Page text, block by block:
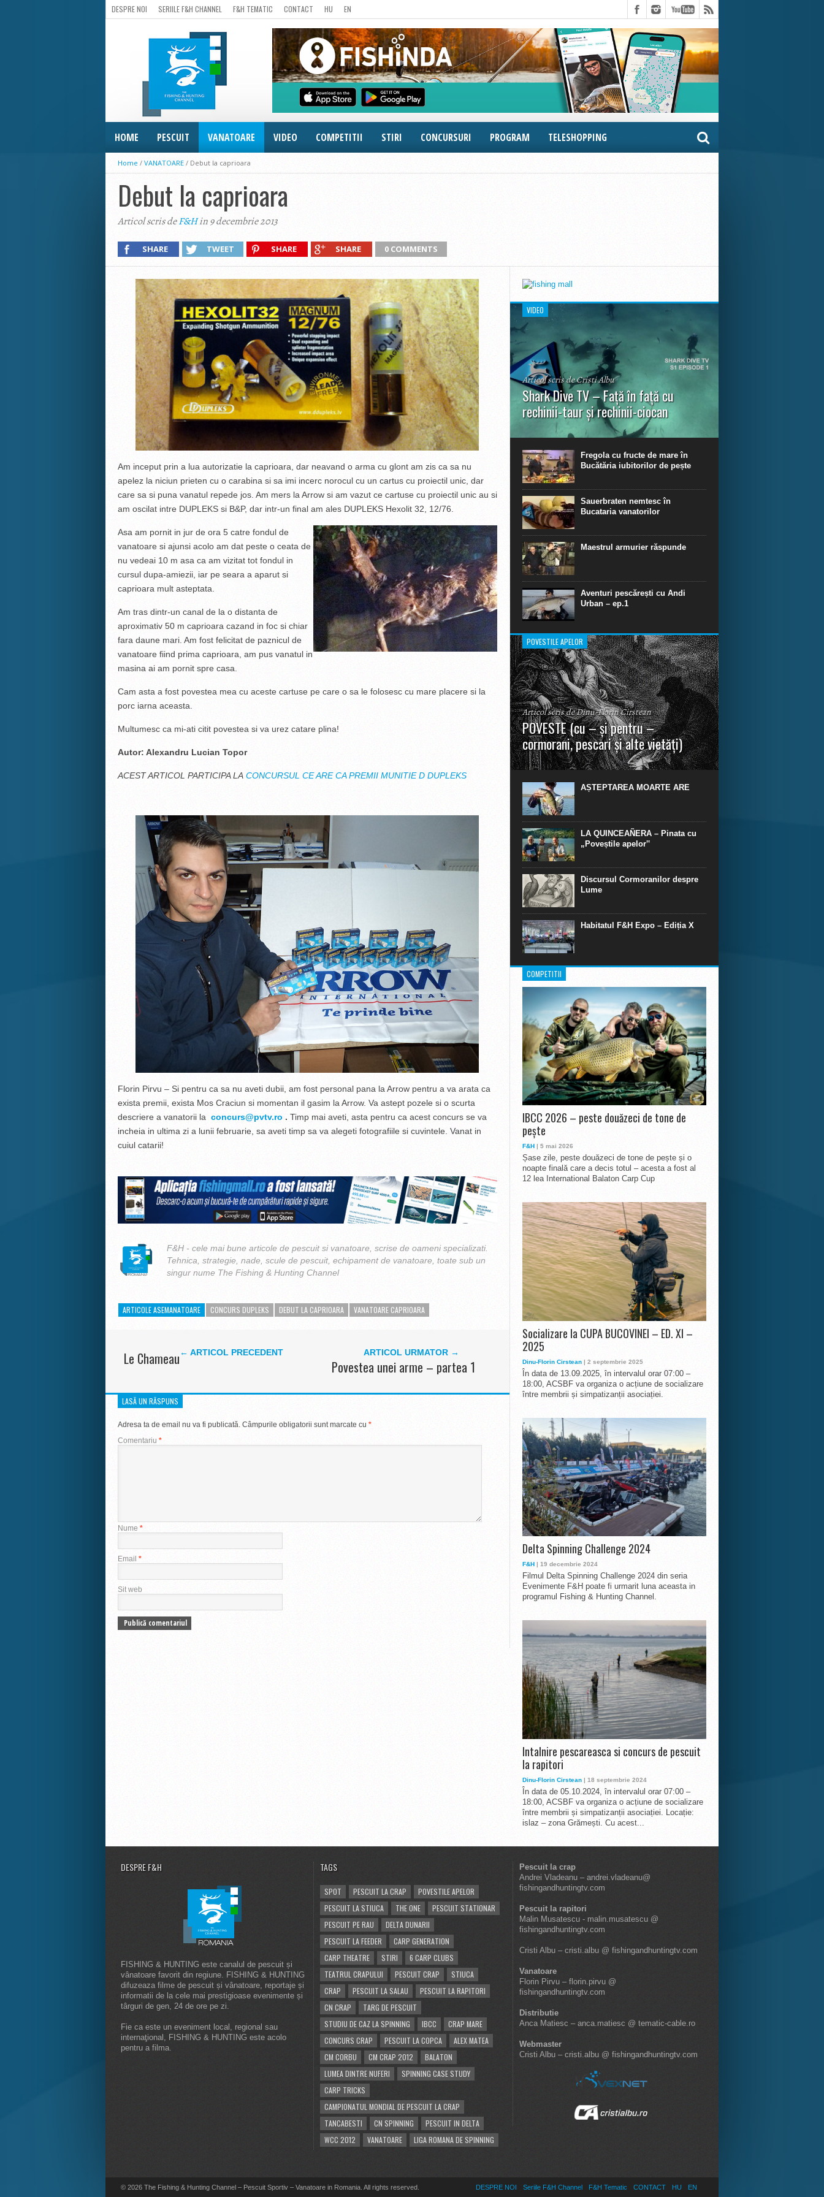
DESPRE NOI SERIILE F&H CHANNEL F&H TEMATIC CONTACT HU EN
HOME PESCUIT VANATOARE VIDEO COMPETITII STIRI CONCURSURI PROGRAM TELESHOPPING
Home / VANATOARE / Debut la caprioara
Debut la caprioara
Articol scris deF&Hin 9 decembrie 2013
SHARE TWEET SHARE SHARE 0 COMMENTS
Am inceput prin a lua autorizatie la caprioara, dar neavand o arma cu glont am zis ca sa nu
apelez la niciun prieten cu o carabina si sa imi incerc norocul cu un cartus cu proiectil unic, dar
care sa si puna vanatul repede jos. Am mers la Arrow si am vazut ce cartuse cu proiectil unic au si
am oscilat intre DUPLEKS si B&P, dar intr-un final am ales DUPLEKS Hexolit 32, 12/76.
Asa am pornit in jur de ora 5 catre fondul de
vanatoare si ajunsi acolo am dat peste o ceata de
nu vedeai 10 m asa ca am vizitat tot fondul in
cursul dupa-amiezii, iar pe seara a aparut si
caprioara mult asteptata.
Am tras dintr-un canal de la o distanta de
aproximativ 50 m caprioara cazand in foc si chiar
fara daune mari. Am fost felicitat de paznicul de
vanatoare fiind prima caprioara, am pus vanatul in
masina ai am pornit spre casa.
Cam asta a fost povestea mea cu aceste cartuse pe care o sa le folosesc cu mare placere si la
porc iarna aceasta.
Multumesc ca mi-ati citit povestea si va urez catare plina!
Autor: Alexandru Lucian Topor
ACEST ARTICOL PARTICIPA LA CONCURSUL CE ARE CA PREMII MUNITIE D DUPLEKS
Florin Pirvu – Si pentru ca sa nu aveti dubii, am fost personal pana la Arrow pentru a va arata ca
exista premii, exista Mos Craciun si momentan il gasim la Arrow. Va astept pozele si o scurta
descriere a vanatorii la concurs@pvtv.ro . Timp mai aveti, asta pentru ca acest concurs se va
incheia in ultima zi a lunii februarie, sa aveti timp sa va alegeti fotografiile si cuvintele. Vanat in
cuiul catarii!
F&H - cele mai bune articole de pescuit si vanatoare, scrise de oameni specializati.
Tehnica, strategie, nade, scule de pescuit, echipament de vanatoare, toate sub un
singur nume The Fishing & Hunting Channel
ARTICOLE ASEMANATOARE CONCURS DUPLEKS DEBUT LA CAPRIOARA VANATOARE CAPRIOARA
← ARTICOL PRECEDENT
Le Chameau ARTICOL URMATOR →
Povestea unei arme – partea 1
LASĂ UN RĂSPUNS
Adresa ta de email nu va fi publicată. Câmpurile obligatorii sunt marcate cu *
Comentariu *
Nume *
Email *
Sit web
VIDEO
Articol scris de Cristi Albu
Shark Dive TV – Față în față cu
rechinii-taur și rechinii-ciocan
În primul episod din Shark Dive TV, telespectatorii
extraordinare de scufundare cu rechini.
Fregola cu fructe de mare în
Bucătăria iubitorilor de pește
Sauerbraten nemtesc în
Bucataria vanatorilor
Maestrul armurier răspunde
Aventuri pescărești cu Andi
Urban – ep.1
POVESTILE APELOR
Articol scris de Dinu-Florin Cirstean
POVESTE (cu – și pentru –
cormorani, pescari și alte vietăți)
”La urma urmei, cred că legendele și miturile sunt
în mare parte făcute din „adevăr”.“ R. R. Tolkien.
AȘTEPTAREA MOARTE ARE
LA QUINCEAÑERA – Pinata cu
„Poveștile apelor‟
Discursul Cormoranilor despre
Lume
Habitatul F&H Expo – Ediția X
COMPETITII
IBCC 2026 – peste douăzeci de tone de
pește
F&H | 5 mai 2026
Șase zile, peste douăzeci de tone de pește și o
noapte finală care a decis totul – acesta a fost al
12 lea International Balaton Carp Cup
Socializare la CUPA BUCOVINEI – ED. XI –
2025
Dinu-Florin Cirstean | 2 septembrie 2025
În data de 13.09.2025, în intervalul orar 07:00 –
18:00, ACSBF va organiza o acțiune de socializare
între membrii și simpatizanții asociației.
Delta Spinning Challenge 2024
F&H | 19 decembrie 2024
Filmul Delta Spinning Challenge 2024 din seria
Evenimente F&H poate fi urmarit luna aceasta in
programul Fishing & Hunting Channel.
Intalnire pescareasca si concurs de pescuit
la rapitori
Dinu-Florin Cirstean | 18 septembrie 2024
În data de 05.10.2024, în intervalul orar 07:00 –
18:00, ACSBF va organiza o acțiune de socializare
între membrii și simpatizanții asociației. Locație:
islaz – zona Grămești. Cu acest...
DESPRE F&H
FISHING & HUNTING este canalul de pescuit și
vânatoare favorit din regiune. FISHING & HUNTING
difuzeaza filme de pescuit și vânatoare, reportaje și
informatii de la cele mai prestigioase evenimente și
târguri de gen, 24 de ore pe zi.
Fie ca este un eveniment local, regional sau
internaţional, FISHING & HUNTING este acolo
pentru a filma.
TAGS
SPOT PESCUIT LA CRAP
POVESTILE APELOR
PESCUIT LA STIUCA
THE ONE
PESCUIT STATIONAR
PESCUIT PE RAU
DELTA DUNARII
PESCUIT LA FEEDER
CARP GENERATION
CARP THEATRE
STIRI
6 CARP CLUBS
TEATRUL CRAPULUI
PESCUIT CRAP
STIUCA
CRAP
PESCUIT LA SALAU
PESCUIT LA RAPITORI
CN CRAP
TARG DE PESCUIT
STUDIU DE CAZ LA SPINNING
IBCC
CRAP MARE
CONCURS CRAP
PESCUIT LA COPCA
ALEX MATEA
CM CORBU
CM CRAP 2012
BALATON
LUMEA DINTRE NUFERI
SPINNING CASE STUDY
CARP TRICKS
CAMPIONATUL MONDIAL DE PESCUIT LA CRAP
TANCABESTI
CN SPINNING
PESCUIT IN DELTA
WCC 2012
VANATOARE LIGA ROMANA DE SPINNING
Pescuit la crap
Andrei Vladeanu – andrei.vladeanu@
fishingandhuntingtv.com
Pescuit la rapitori
Malin Musatescu - malin.musatescu @
fishingandhuntingtv.com
Cristi Albu – cristi.albu @ fishingandhuntingtv.com
Vanatoare
Florin Pirvu – florin.pirvu @
fishingandhuntingtv.com
Distributie
Anca Matiesc – anca.matiesc @ tematic-cable.ro
Webmaster
Cristi Albu – cristi.albu @ fishingandhuntingtv.com
© 2026 The Fishing & Hunting Channel – Pescuit Sportiv – Vanatoare in Romania. All rights reserved. DESPRE NOI Seriile F&H Channel F&H Tematic CONTACT HU EN